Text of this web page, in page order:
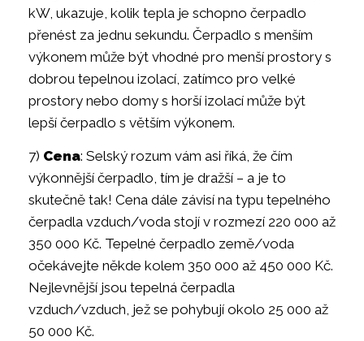
kW, ukazuje, kolik tepla je schopno čerpadlo
přenést za jednu sekundu. Čerpadlo s menším
výkonem může být vhodné pro menší prostory s
dobrou tepelnou izolací, zatímco pro velké
prostory nebo domy s horší izolací může být
lepší čerpadlo s větším výkonem.
7) Cena: Selský rozum vám asi říká, že čím
výkonnější čerpadlo, tím je dražší – a je to
skutečně tak! Cena dále závisí na typu tepelného
čerpadla vzduch/voda stojí v rozmezí 220 000 až
350 000 Kč. Tepelné čerpadlo země/voda
očekávejte někde kolem 350 000 až 450 000 Kč.
Nejlevnější jsou tepelná čerpadla
vzduch/vzduch, jež se pohybují okolo 25 000 až
50 000 Kč.